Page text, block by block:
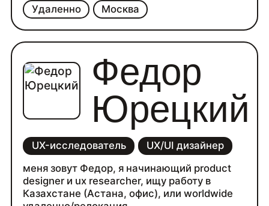
Удаленно Москва
простым и понятным языком, что делает
взаимодействие с клиентами лёгким и
продуктивным. Соблюдаю сроки и
принципов качественного выполнения задач.
Федор
Юрецкий
UX-исследователь
UX/UI дизайнер
меня зовут Федор, я начинающий product
designer и ux researcher, ищу работу в
Казахстане (Астана, офис), или worldwide